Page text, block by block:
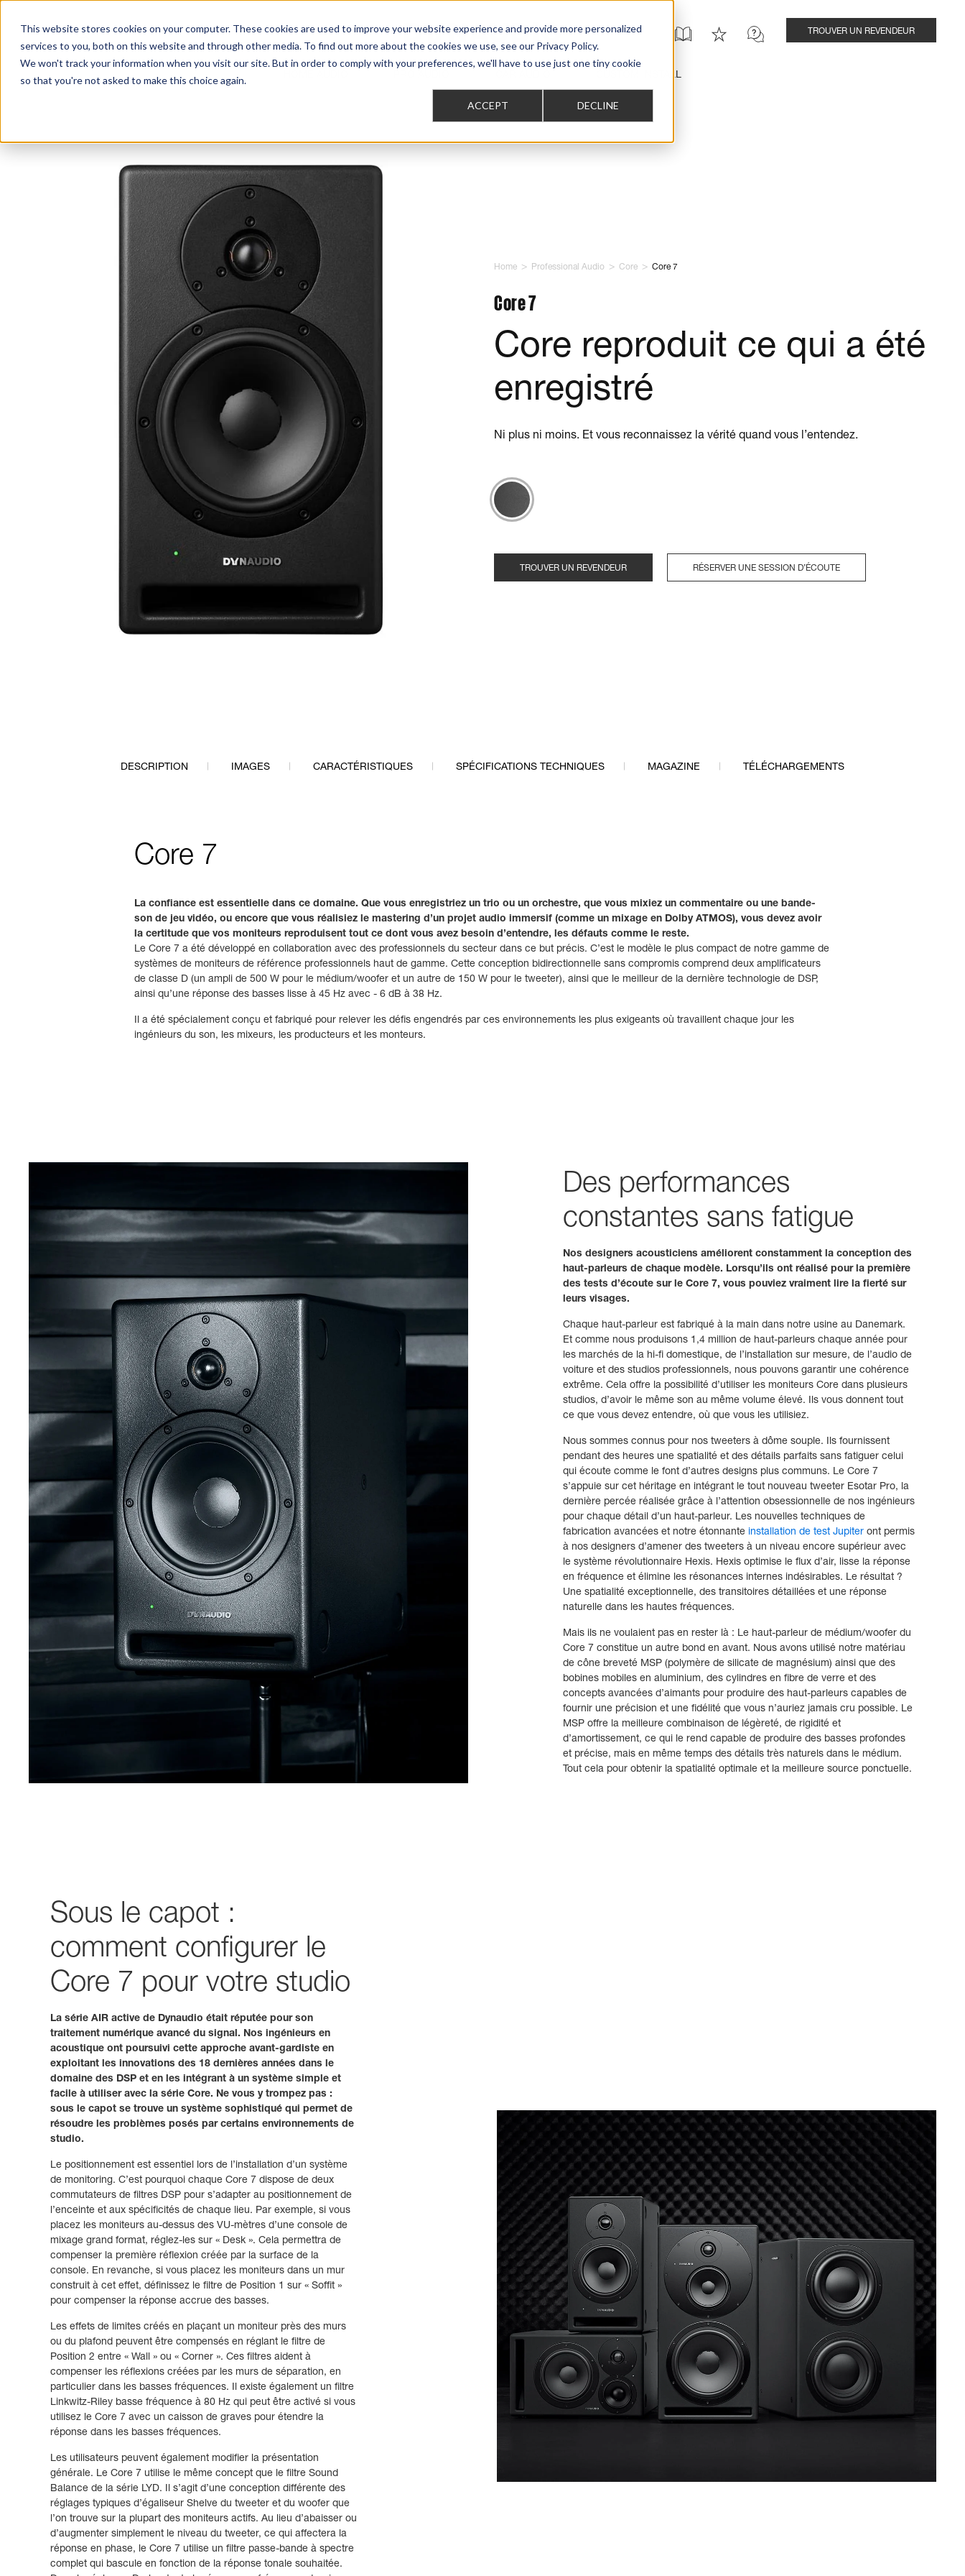
This website stores cookies on your computer. These cookies are used to improve your website experience and provide more personalized
services to you, both on this website and through other media. To find out more about the cookies we use, see our Privacy Policy.
We won't track your information when you visit our site. But in order to comply with your preferences, we'll have to use just one tiny cookie
so that you're not asked to make this choice again.
ACCEPT DECLINE
TROUVER UN REVENDEUR
CUSTOM INSTALL
Home > Professional Audio > Core > Core 7
Core 7
Core reproduit ce qui a été
enregistré
Ni plus ni moins. Et vous reconnaissez la vérité quand vous l’entendez.
TROUVER UN REVENDEUR RÉSERVER UNE SESSION D’ÉCOUTE
DESCRIPTION IMAGES CARACTÉRISTIQUES SPÉCIFICATIONS TECHNIQUES MAGAZINE TÉLÉCHARGEMENTS
Core 7
La confiance est essentielle dans ce domaine. Que vous enregistriez un trio ou un orchestre, que vous mixiez un commentaire ou une bande-
son de jeu vidéo, ou encore que vous réalisiez le mastering d’un projet audio immersif (comme un mixage en Dolby ATMOS), vous devez avoir
la certitude que vos moniteurs reproduisent tout ce dont vous avez besoin d’entendre, les défauts comme le reste.
Le Core 7 a été développé en collaboration avec des professionnels du secteur dans ce but précis. C’est le modèle le plus compact de notre gamme de
systèmes de moniteurs de référence professionnels haut de gamme. Cette conception bidirectionnelle sans compromis comprend deux amplificateurs
de classe D (un ampli de 500 W pour le médium/woofer et un autre de 150 W pour le tweeter), ainsi que le meilleur de la dernière technologie de DSP,
ainsi qu’une réponse des basses lisse à 45 Hz avec - 6 dB à 38 Hz.
Il a été spécialement conçu et fabriqué pour relever les défis engendrés par ces environnements les plus exigeants où travaillent chaque jour les
ingénieurs du son, les mixeurs, les producteurs et les monteurs.
Des performances
constantes sans fatigue
Nos designers acousticiens améliorent constamment la conception des
haut-parleurs de chaque modèle. Lorsqu’ils ont réalisé pour la première
des tests d’écoute sur le Core 7, vous pouviez vraiment lire la fierté sur
leurs visages.
Chaque haut-parleur est fabriqué à la main dans notre usine au Danemark.
Et comme nous produisons 1,4 million de haut-parleurs chaque année pour
les marchés de la hi-fi domestique, de l’installation sur mesure, de l’audio de
voiture et des studios professionnels, nous pouvons garantir une cohérence
extrême. Cela offre la possibilité d’utiliser les moniteurs Core dans plusieurs
studios, d’avoir le même son au même volume élevé. Ils vous donnent tout
ce que vous devez entendre, où que vous les utilisiez.
Nous sommes connus pour nos tweeters à dôme souple. Ils fournissent
pendant des heures une spatialité et des détails parfaits sans fatiguer celui
qui écoute comme le font d’autres designs plus communs. Le Core 7
s’appuie sur cet héritage en intégrant le tout nouveau tweeter Esotar Pro, la
dernière percée réalisée grâce à l’attention obsessionnelle de nos ingénieurs
pour chaque détail d’un haut-parleur. Les nouvelles techniques de
fabrication avancées et notre étonnante installation de test Jupiter ont permis
à nos designers d’amener des tweeters à un niveau encore supérieur avec
le système révolutionnaire Hexis. Hexis optimise le flux d’air, lisse la réponse
en fréquence et élimine les résonances internes indésirables. Le résultat ?
Une spatialité exceptionnelle, des transitoires détaillées et une réponse
naturelle dans les hautes fréquences.
Mais ils ne voulaient pas en rester là : Le haut-parleur de médium/woofer du
Core 7 constitue un autre bond en avant. Nous avons utilisé notre matériau
de cône breveté MSP (polymère de silicate de magnésium) ainsi que des
bobines mobiles en aluminium, des cylindres en fibre de verre et des
concepts avancées d’aimants pour produire des haut-parleurs capables de
fournir une précision et une fidélité que vous n’auriez jamais cru possible. Le
MSP offre la meilleure combinaison de légèreté, de rigidité et
d’amortissement, ce qui le rend capable de produire des basses profondes
et précise, mais en même temps des détails très naturels dans le médium.
Tout cela pour obtenir la spatialité optimale et la meilleure source ponctuelle.
Sous le capot :
comment configurer le
Core 7 pour votre studio
La série AIR active de Dynaudio était réputée pour son
traitement numérique avancé du signal. Nos ingénieurs en
acoustique ont poursuivi cette approche avant-gardiste en
exploitant les innovations des 18 dernières années dans le
domaine des DSP et en les intégrant à un système simple et
facile à utiliser avec la série Core. Ne vous y trompez pas :
sous le capot se trouve un système sophistiqué qui permet de
résoudre les problèmes posés par certains environnements de
studio.
Le positionnement est essentiel lors de l’installation d’un système
de monitoring. C’est pourquoi chaque Core 7 dispose de deux
commutateurs de filtres DSP pour s’adapter au positionnement de
l’enceinte et aux spécificités de chaque lieu. Par exemple, si vous
placez les moniteurs au-dessus des VU-mètres d’une console de
mixage grand format, réglez-les sur « Desk ». Cela permettra de
compenser la première réflexion créée par la surface de la
console. En revanche, si vous placez les moniteurs dans un mur
construit à cet effet, définissez le filtre de Position 1 sur « Soffit »
pour compenser la réponse accrue des basses.
Les effets de limites créés en plaçant un moniteur près des murs
ou du plafond peuvent être compensés en réglant le filtre de
Position 2 entre « Wall » ou « Corner ». Ces filtres aident à
compenser les réflexions créées par les murs de séparation, en
particulier dans les basses fréquences. Il existe également un filtre
Linkwitz-Riley basse fréquence à 80 Hz qui peut être activé si vous
utilisez le Core 7 avec un caisson de graves pour étendre la
réponse dans les basses fréquences.
Les utilisateurs peuvent également modifier la présentation
générale. Le Core 7 utilise le même concept que le filtre Sound
Balance de la série LYD. Il s’agit d’une conception différente des
réglages typiques d’égaliseur Shelve du tweeter et du woofer que
l’on trouve sur la plupart des moniteurs actifs. Au lieu d’abaisser ou
d’augmenter simplement le niveau du tweeter, ce qui affectera la
réponse en phase, le Core 7 utilise un filtre passe-bande à spectre
complet qui bascule en fonction de la réponse tonale souhaitée.